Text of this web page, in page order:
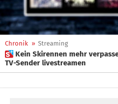
Chronik » Streaming
 Kein Skirennen mehr verpassen: Mit neuer App deutsche
TV-Sender livestreamen